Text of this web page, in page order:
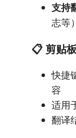
支持
志等）
📋 剪贴
快捷
容
适用
翻译